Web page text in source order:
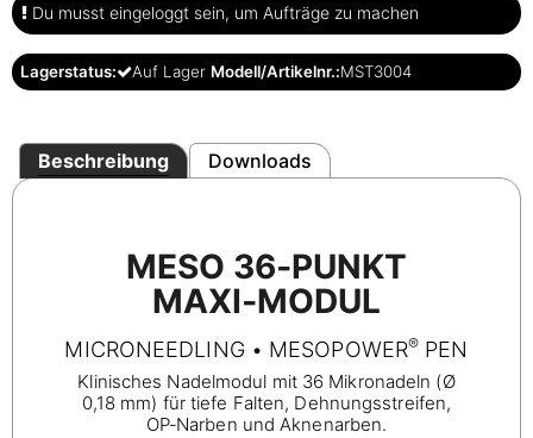
Du musst eingeloggt sein, um Aufträge zu machen
Lagerstatus: Auf Lager Modell/Artikelnr.:MST3004
Beschreibung Downloads
MESO 36‑PUNKT
MAXI‑MODUL
MICRONEEDLING • MESOPOWER® PEN
Klinisches Nadelmodul mit 36 Mikronadeln (Ø
0,18 mm) für tiefe Falten, Dehnungsstreifen,
OP‑Narben und Aknenarben.